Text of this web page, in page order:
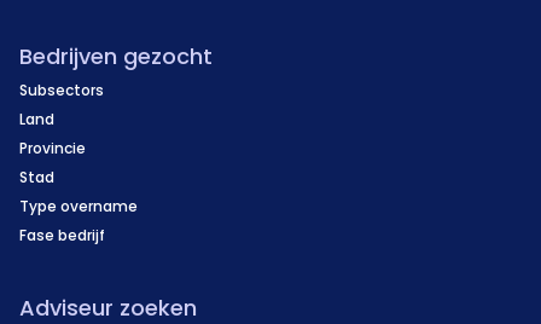
Bedrijven gezocht
Subsectors
Land
Provincie
Stad
Type overname
Fase bedrijf
Adviseur zoeken